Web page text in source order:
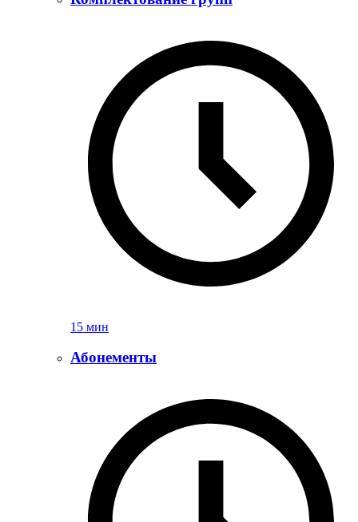
15 мин
Абонементы